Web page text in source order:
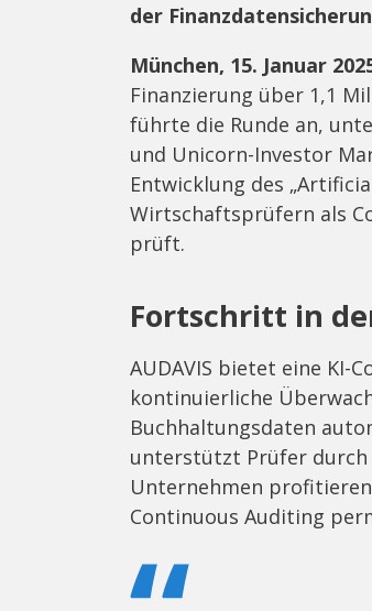
der
München, 15. Januar
Finanzierung über 1,1
führte die Runde an,
und Unicorn-Investor
Entwicklung des
Wirtschaftsprüfern als
prüft.
Fortschritt in
AUDAVIS bietet eine KI-
kontinuierliche
Buchhaltungsdaten
unterstützt Prüfer durch
Unternehmen
Continuous Auditing